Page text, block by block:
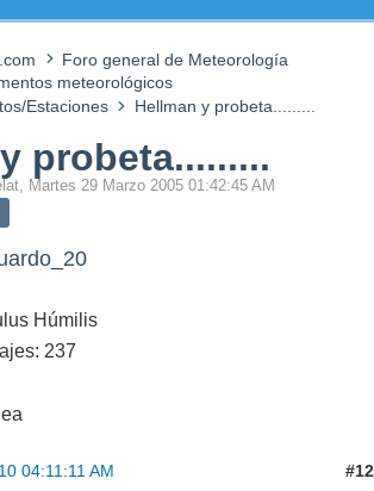
Foro general de Meteorología
meteorológicos
Estaciones
Hellman y probeta.........
probeta.........
Martes 29 Marzo 2005 01:42:45 AM
Húmilis
237
04:11:11 AM #12